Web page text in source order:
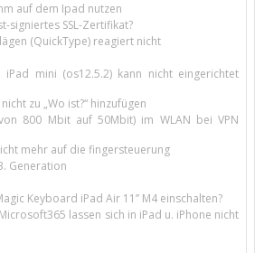
auf dem Ipad nutzen
signiertes SSL-Zertifikat?
(QuickType) reagiert nicht
mini (os12.5.2) kann nicht eingerichtet
zu „Wo ist?“ hinzufügen
800 Mbit auf 50Mbit) im WLAN bei VPN
mehr auf die fingersteuerung
Generation
Keyboard iPad Air 11’’ M4 einschalten?
lassen sich in iPad u. iPhone nicht